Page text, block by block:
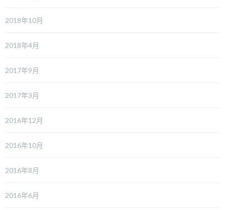
2018年10月
2018年4月
2017年9月
2017年3月
2016年12月
2016年10月
2016年8月
2016年6月